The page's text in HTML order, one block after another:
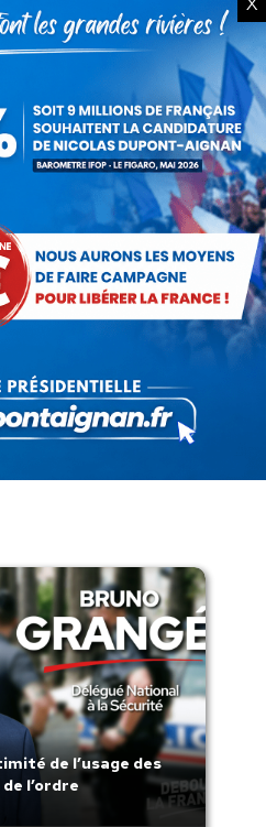
militaire : à quand des
2025
: l’imposture de trop.
au plus tôt !
2025
de l’usage des
l’ordre